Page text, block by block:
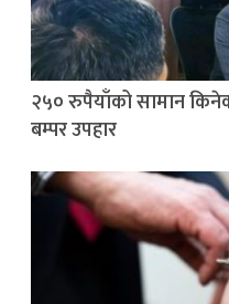
२५० रुपैयाँको सामान
बम्पर उपहार